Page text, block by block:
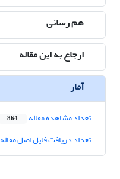
هم رسانی
ارجاع به این مقاله
آمار
تعداد مشاهده مقاله 864
تعداد دریافت فایل اصل مقاله